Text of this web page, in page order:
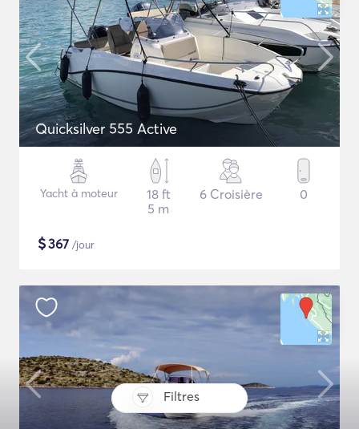
Filtres
Quicksilver 555 Active
Yacht à moteur
18 ft
5 m
6 Croisière 0
$367 /jour